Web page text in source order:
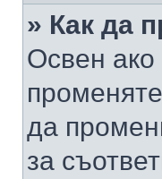
» Как да
Освен
да
за